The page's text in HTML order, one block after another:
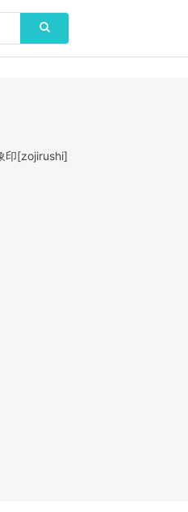
印[zojirushi]